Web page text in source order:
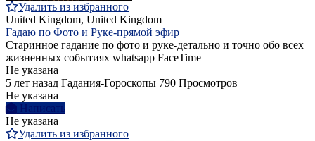
Удалить из избранного
United Kingdom, United Kingdom
Гадаю по Фото и Руке-прямой эфир
Старинное гадание по фото и руке-детально и точно обо всех
жизненных событиях whatsapp FaceTime
Не указана
5 лет назад Гадания-Гороскопы 790 Просмотров
Не указана
Написать
Не указана
Удалить из избранного